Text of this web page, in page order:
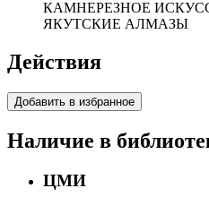
КАМНЕРЕЗНОЕ
ЯКУТСКИЕ АЛМАЗЫ
Действия
Добавить в избранное
Наличие в
ЦМИ